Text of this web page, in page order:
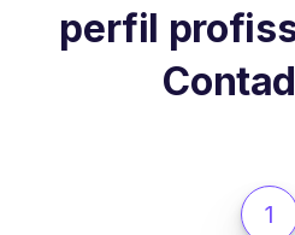
perfil
1